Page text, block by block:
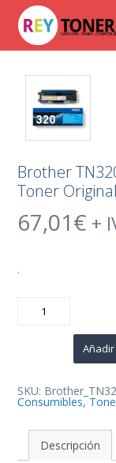
Brother
Toner
67,01€ +
.
TN320
TN320C
cantidad
SKU:
Consumibles,
Descripción